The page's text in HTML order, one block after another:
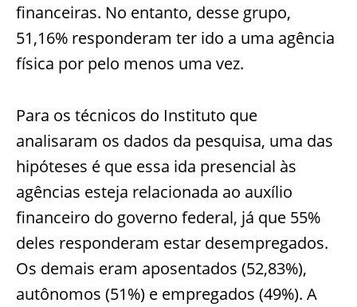
financeiras. No entanto, desse grupo,
51,16% responderam ter ido a uma agência
física por pelo menos uma vez.
Para os técnicos do Instituto que
analisaram os dados da pesquisa, uma das
hipóteses é que essa ida presencial às
agências esteja relacionada ao auxílio
financeiro do governo federal, já que 55%
deles responderam estar desempregados.
Os demais eram aposentados (52,83%),
autônomos (51%) e empregados (49%). A